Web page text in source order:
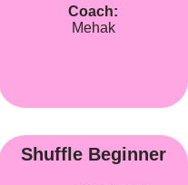
Coach:
Mehak
Shuffle Beginner